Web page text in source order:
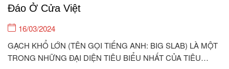
Đáo Ở Cửa Việt
16/03/2024
GẠCH KHỔ LỚN (TÊN GỌI TIẾNG ANH: BIG SLAB) LÀ MỘT
TRONG NHỮNG ĐẠI DIỆN TIÊU BIỂU NHẤT CỦA TIÊU